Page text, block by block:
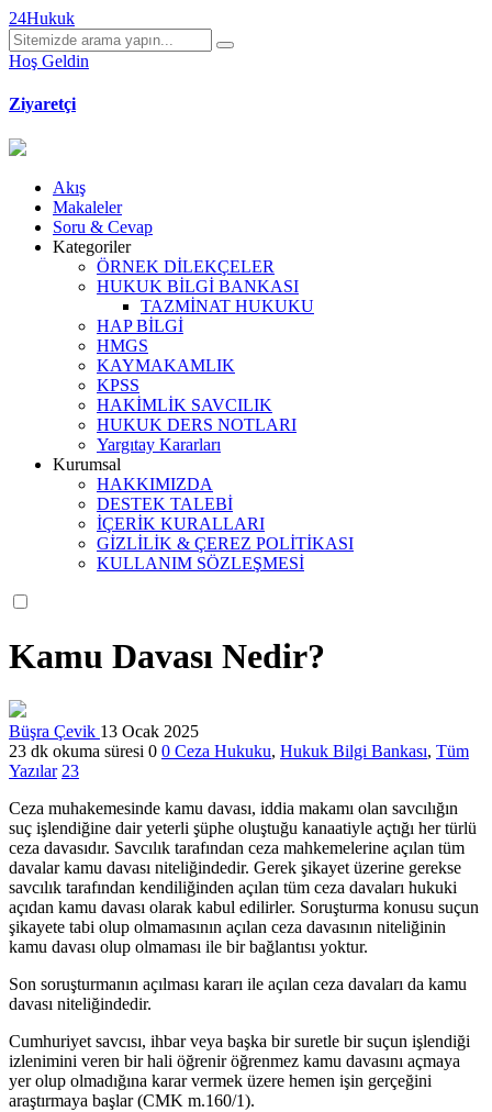
24Hukuk
Hoş Geldin
Ziyaretçi
Akış
Makaleler
Soru & Cevap
Kategoriler
ÖRNEK DİLEKÇELER
HUKUK BİLGİ BANKASI
TAZMİNAT HUKUKU
HAP BİLGİ
HMGS
KAYMAKAMLIK
KPSS
HAKİMLİK SAVCILIK
HUKUK DERS NOTLARI
Yargıtay Kararları
Kurumsal
HAKKIMIZDA
DESTEK TALEBİ
İÇERİK KURALLARI
GİZLİLİK & ÇEREZ POLİTİKASI
KULLANIM SÖZLEŞMESİ
Kamu Davası Nedir?
Büşra Çevik 13 Ocak 2025
23 dk okuma süresi 0 0 Ceza Hukuku, Hukuk Bilgi Bankası, Tüm
Yazılar 23
Ceza muhakemesinde kamu davası, iddia makamı olan savcılığın
suç işlendiğine dair yeterli şüphe oluştuğu kanaatiyle açtığı her türlü
ceza davasıdır. Savcılık tarafından ceza mahkemelerine açılan tüm
davalar kamu davası niteliğindedir. Gerek şikayet üzerine gerekse
savcılık tarafından kendiliğinden açılan tüm ceza davaları hukuki
açıdan kamu davası olarak kabul edilirler. Soruşturma konusu suçun
şikayete tabi olup olmamasının açılan ceza davasının niteliğinin
kamu davası olup olmaması ile bir bağlantısı yoktur.
Son soruşturmanın açılması kararı ile açılan ceza davaları da kamu
davası niteliğindedir.
Cumhuriyet savcısı, ihbar veya başka bir suretle bir suçun işlendiği
izlenimini veren bir hali öğrenir öğrenmez kamu davasını açmaya
yer olup olmadığına karar vermek üzere hemen işin gerçeğini
araştırmaya başlar (CMK m.160/1).